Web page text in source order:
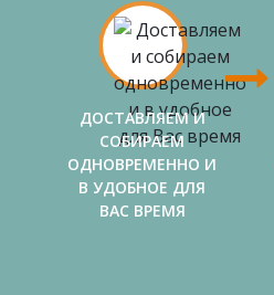
ДОСТАВЛЯЕМ И
СОБИРАЕМ
ОДНОВРЕМЕННО И
В УДОБНОЕ ДЛЯ
ВАС ВРЕМЯ